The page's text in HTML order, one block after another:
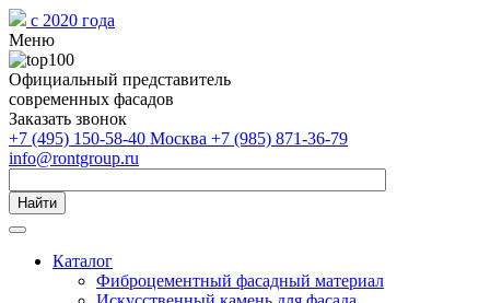
с 2020 года
Меню
Официальный представитель
современных фасадов
Заказать звонок
+7 (495) 150-58-40 Москва +7 (985) 871-36-79
info@rontgroup.ru
Найти
Каталог
Фиброцементный фасадный материал